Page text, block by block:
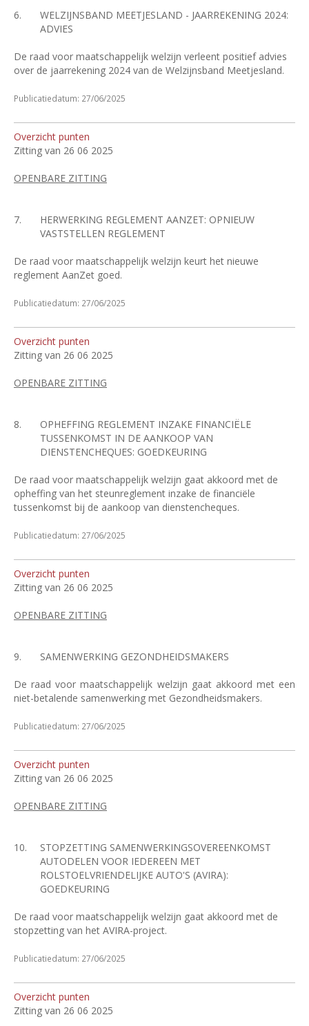
6.
WELZIJNSBAND MEETJESLAND - JAARREKENING 2024:
ADVIES
De raad voor maatschappelijk welzijn verleent positief advies
over de jaarrekening 2024 van de Welzijnsband Meetjesland.
Publicatiedatum: 27/06/2025
Overzicht punten
Zitting van 26 06 2025
OPENBARE ZITTING
7.
HERWERKING REGLEMENT AANZET: OPNIEUW
VASTSTELLEN REGLEMENT
De raad voor maatschappelijk welzijn keurt het nieuwe
reglement AanZet goed.
Publicatiedatum: 27/06/2025
Overzicht punten
Zitting van 26 06 2025
OPENBARE ZITTING
8.
OPHEFFING REGLEMENT INZAKE FINANCIËLE
TUSSENKOMST IN DE AANKOOP VAN
DIENSTENCHEQUES: GOEDKEURING
De raad voor maatschappelijk welzijn gaat akkoord met de
opheffing van het steunreglement inzake de financiële
tussenkomst bij de aankoop van dienstencheques.
Publicatiedatum: 27/06/2025
Overzicht punten
Zitting van 26 06 2025
OPENBARE ZITTING
9. SAMENWERKING GEZONDHEIDSMAKERS
De raad voor maatschappelijk welzijn gaat akkoord met een
niet-betalende samenwerking met Gezondheidsmakers.
Publicatiedatum: 27/06/2025
Overzicht punten
Zitting van 26 06 2025
OPENBARE ZITTING
10.
STOPZETTING SAMENWERKINGSOVEREENKOMST
AUTODELEN VOOR IEDEREEN MET
ROLSTOELVRIENDELIJKE AUTO'S (AVIRA):
GOEDKEURING
De raad voor maatschappelijk welzijn gaat akkoord met de
stopzetting van het AVIRA-project.
Publicatiedatum: 27/06/2025
Overzicht punten
Zitting van 26 06 2025